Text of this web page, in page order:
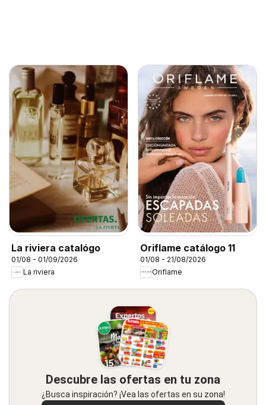
La riviera catalógo
01/08 - 01/09/2026
La riviera
Oriflame catálogo 11
01/08 - 21/08/2026
Oriflame
Descubre las ofertas en tu zona
¿Busca inspiración? ¡Vea las ofertas en su zona!